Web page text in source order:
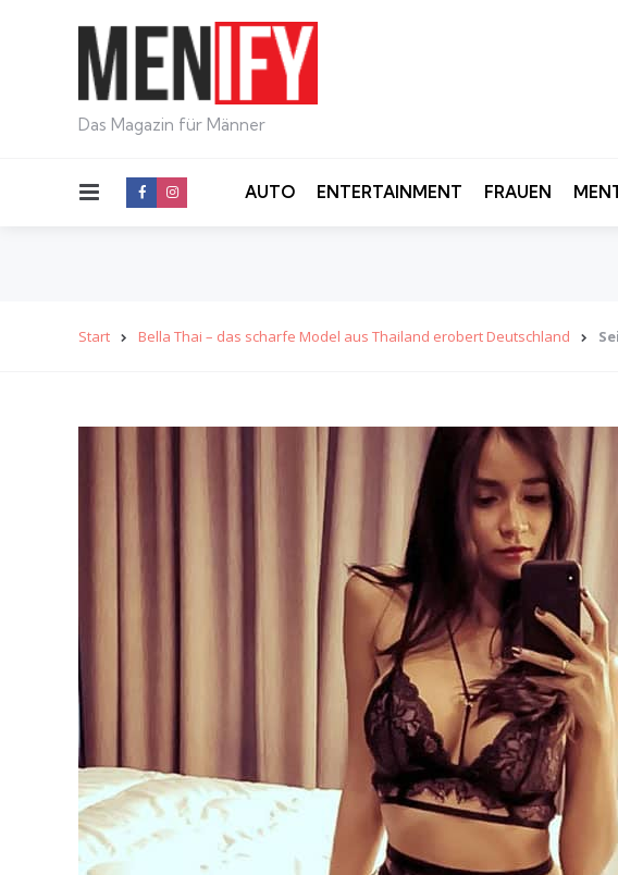
Das Magazin für Männer
Menu AUTO ENTERTAINMENT FRAUEN
Start Bella Thai – das scharfe Model aus Thailand erobert Deutschland